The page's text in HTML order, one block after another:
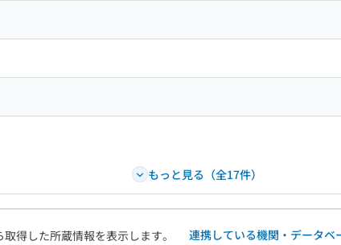
もっと見る（全17件）
得した所蔵情報を表示します。
連携している機関・データベ